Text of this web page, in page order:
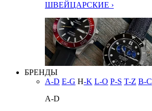
ШВЕЙЦАРСКИЕ ›
БРЕНДЫ
A-D E-G H-K L-O P-S T-Z В-С
A-D